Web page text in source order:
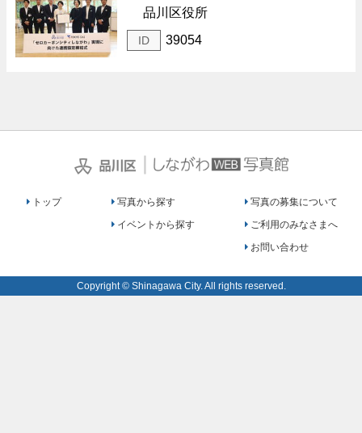
品川区役所
ID 39054
｜
トップ
写真から探す
イベントから探す
写真の募集について
ご利用のみなさまへ
お問い合わせ
Copyright © Shinagawa City. All rights reserved.